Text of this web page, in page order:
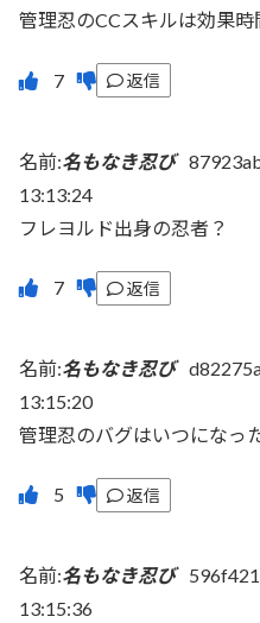
管理忍のCCスキルは効果時
返信
名前:名もなき忍び
13:13:24
フレヨルド出身の忍者？
返信
名前:名もなき忍び
13:15:20
管理忍のバグはいつになっ
返信
名前:名もなき忍び
13:15:36